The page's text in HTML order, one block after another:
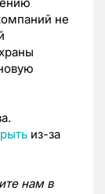
не
из-за
нам в